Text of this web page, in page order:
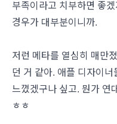
부족이라고 치부하면 좋
경우가 대부분이니까.
저런 메타를 열심히 매만
던 거 같아. 애플 디자이
느꼈겠구나 싶고. 뭔가 연
ㅎㅎ